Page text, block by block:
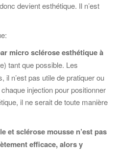
devient esthétique. Il n’est
micro sclérose esthétique à
tant que possible. Les
n’est pas utile de pratiquer ou
injection pour positionner
il ne serait de toute manière
et sclérose mousse n’est pas
efficace, alors y